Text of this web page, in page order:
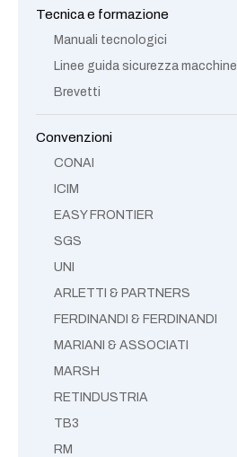
Tecnica e formazione
Manuali tecnologici
Linee guida sicurezza macchine
Brevetti
Convenzioni
CONAI
ICIM
EASY FRONTIER
SGS
UNI
ARLETTI & PARTNERS
FERDINANDI & FERDINANDI
MARIANI & ASSOCIATI
MARSH
RETINDUSTRIA
TB3
RM